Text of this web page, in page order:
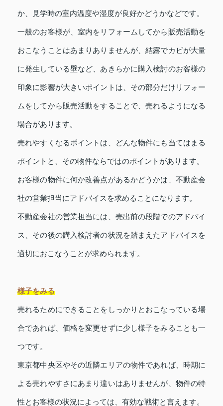
か、見学時の室内温度や湿度が良好かどうかなどです。
一般のお客様が、室内をリフォームしてから販売活動を
おこなうことはあまりありませんが、結露でカビが大量
に発生している壁など、あきらかに購入検討のお客様の
印象に影響が大きいポイントは、その部分だけリフォー
ムをしてから販売活動をすることで、売れるようになる
場合があります。
売れやすくなるポイントは、どんな物件にも当てはまる
ポイントと、その物件ならではのポイントがあります。
お客様の物件に何か改善点があるかどうかは、不動産会
社の営業担当にアドバイスを求めることになります。
不動産会社の営業担当には、売出前の段階でのアドバイ
ス、その後の購入検討者の状況を踏まえたアドバイスを
適切におこなうことが求められます。
様子をみる
売れるためにできることをしっかりとおこなっている場
合であれば、価格を変更せずに少し様子をみることも一
つです。
東京都中央区やその近隣エリアの物件であれば、時期に
よる売れやすさにあまり違いはありませんが、物件の特
性とお客様の状況によっては、有効な戦術と言えます。